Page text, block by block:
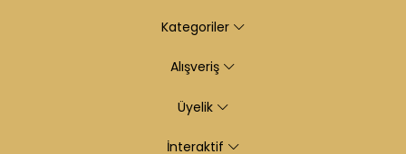
Kategoriler
Alışveriş
Üyelik
İnteraktif